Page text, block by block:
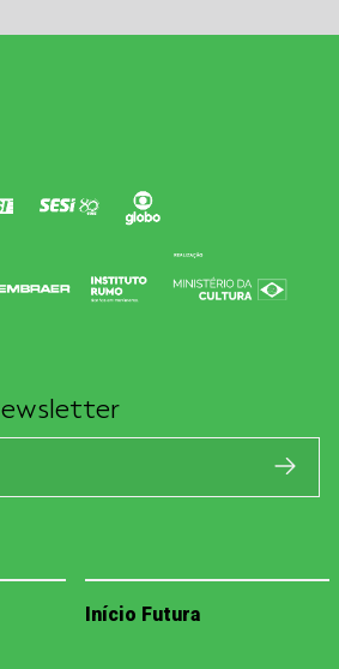
Início Futura